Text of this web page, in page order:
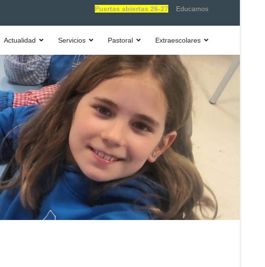
Puertas abiertas 26-27 Educamos
Actualidad Servicios Pastoral Extraescolares